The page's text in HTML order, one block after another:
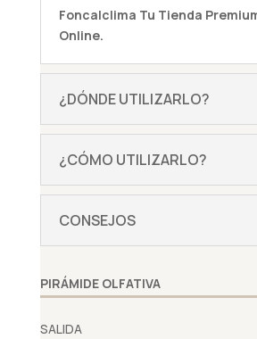
Foncalclima Tu Tienda
Online.
¿DÓNDE UTILIZARLO?
¿CÓMO UTILIZARLO?
CONSEJOS
PIRÁMIDE OLFATIVA
SALIDA